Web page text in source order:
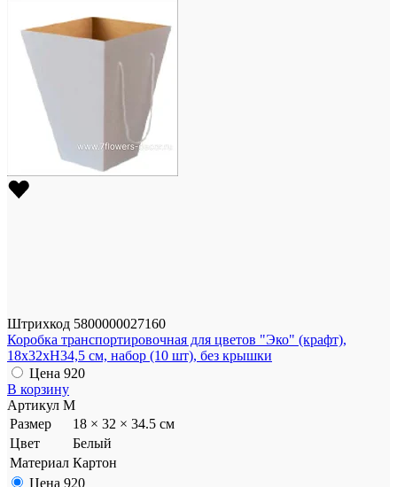
Штрихкод 5800000027160
Коробка транспортировочная для цветов "Эко" (крафт),
18x32xH34,5 см, набор (10 шт), без крышки
Цена 920
В корзину
Артикул М
Размер
18 × 32 × 34.5 см
Цвет
Белый
Материал Картон
Цена 920